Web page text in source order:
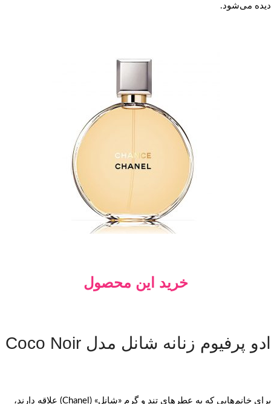
دیده می‌شود.
خرید این محصول
ادو پرفیوم زنانه شانل مدل Coco Noir
برای خانم‌هایی که به عطرهای تند و گرم «شانل» (Chanel) علاقه دارند،